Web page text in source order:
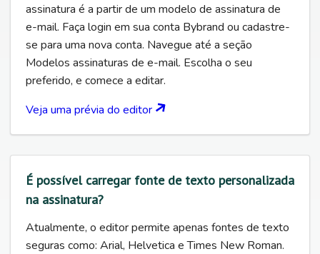
assinatura é a partir de um modelo de assinatura de
e-mail. Faça login em sua conta Bybrand ou cadastre-
se para uma nova conta. Navegue até a seção
Modelos assinaturas de e-mail. Escolha o seu
preferido, e comece a editar.
Veja uma prévia do editor
É possível carregar fonte de texto personalizada
na assinatura?
Atualmente, o editor permite apenas fontes de texto
seguras como: Arial, Helvetica e Times New Roman.